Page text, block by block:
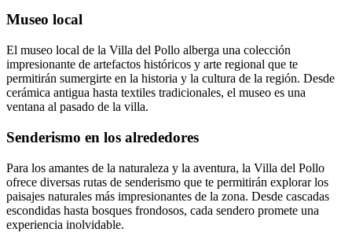
Museo local
El museo local de la Villa del Pollo alberga una colección
impresionante de artefactos históricos y arte regional que te
permitirán sumergirte en la historia y la cultura de la región. Desde
cerámica antigua hasta textiles tradicionales, el museo es una
ventana al pasado de la villa.
Senderismo en los alrededores
Para los amantes de la naturaleza y la aventura, la Villa del Pollo
ofrece diversas rutas de senderismo que te permitirán explorar los
paisajes naturales más impresionantes de la zona. Desde cascadas
escondidas hasta bosques frondosos, cada sendero promete una
experiencia inolvidable.